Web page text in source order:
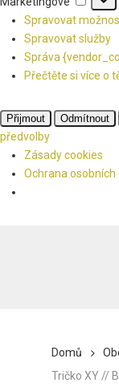
Spravovat
Spravovat služby
Správa
Přečtěte si více o
Přijmout Odmítnout
předvolby
Zásady cookies
Ochrana osobních
Domů
Tričko XY //